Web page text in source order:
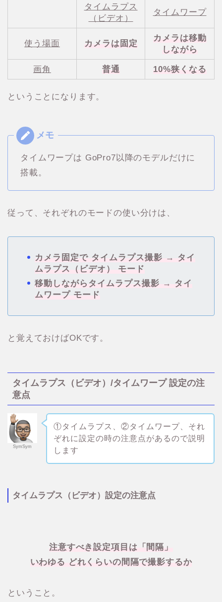
タイムラプス
（ビデオ）
タイムワープ
使う場面 カメラは固定
カメラは移動
しながら
画角 普通 10%狭くなる
ということになります。
タイムワープは GoPro7以降のモデルだけに
搭載。
従って、それぞれのモードの使い分けは、
カメラ固定で タイムラプス撮影 → タイ
ムラプス（ビデオ） モード
移動しながらタイムラプス撮影 → タイ
ムワープ モード
と覚えておけばOKです。
タイムラプス（ビデオ）/タイムワープ 設定の注
意点
SymSym
①タイムラプス、②タイムワープ、それ
ぞれに設定の時の注意点があるので説明
します
タイムラプス（ビデオ）設定の注意点
注意すべき設定項目は「間隔」
いわゆる どれくらいの間隔で撮影するか
ということ。